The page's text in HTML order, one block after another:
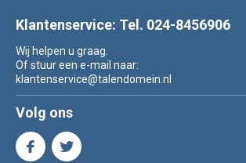
Klantenservice: Tel. 024-8456906
Wij helpen u graag.
Of stuur een e-mail naar:
klantenservice@talendomein.nl
Volg ons